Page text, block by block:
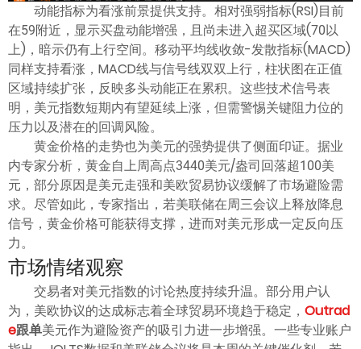
动能指标为看涨前景提供支持。相对强弱指标(RSI)目前
在59附近，显示买盘动能增强，且尚未进入超买区域(70以
上)，暗示仍有上行空间。移动平均线收敛-发散指标(MACD)
同样支持看涨，MACD线与信号线双双上行，柱状图在正值
区域持续扩张，反映多头动能正在累积。这些技术信号表
明，美元指数短期内有望延续上涨，但需警惕关键阻力位的
压力以及潜在的回调风险。
黄金价格的走势也为美元的强势提供了侧面印证。据业
内专家分析，黄金自上周高点3440美元/盎司回落超100美
元，部分原因是美元走强和美欧贸易协议缓解了市场避险需
求。尽管如此，专家指出，若美联储在周三会议上释放降息
信号，黄金价格可能获得支撑，进而对美元形成一定反向压
力。
市场情绪观察
交易者对美元指数的讨论热度持续升温。部分用户认
为，美欧协议的达成标志着全球贸易环境趋于稳定， Outrad
e跟单美元作为避险资产的吸引力进一步增强。一些专业账户